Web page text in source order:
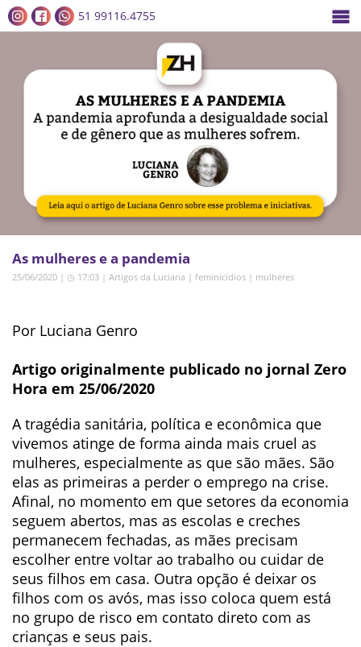
51 99116.4755
As mulheres e a pandemia
25/06/2020 | ◷ 17:03 | Artigos da Luciana | feminicídios | mulheres
Por Luciana Genro
Artigo originalmente publicado no jornal Zero
Hora em 25/06/2020
A tragédia sanitária, política e econômica que
vivemos atinge de forma ainda mais cruel as
mulheres, especialmente as que são mães. São
elas as primeiras a perder o emprego na crise.
Afinal, no momento em que setores da economia
seguem abertos, mas as escolas e creches
permanecem fechadas, as mães precisam
escolher entre voltar ao trabalho ou cuidar de
seus filhos em casa. Outra opção é deixar os
filhos com os avós, mas isso coloca quem está
no grupo de risco em contato direto com as
crianças e seus pais.